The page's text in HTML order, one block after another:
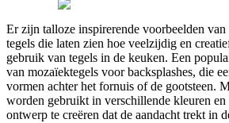
Er zijn talloze inspirerende voorbeelden
tegels die laten zien hoe veelzijdig en
gebruik van tegels in de keuken. Een
van mozaïektegels voor backsplashes, die
vormen achter het fornuis of de gootsteen.
worden gebruikt in verschillende kleuren en
ontwerp te creëren dat de aandacht trekt in